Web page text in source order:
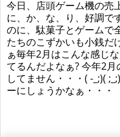
今日、店頭ゲーム機の売
に、か、な、り、好調で
のに、駄菓子とゲームで
たちのこずかいも小銭だ
ぁ毎年2月はこんな感じ
てるんだよなぁ? 今年2
してません・・・( -_;)(
ーにしょうかなぁ・・・